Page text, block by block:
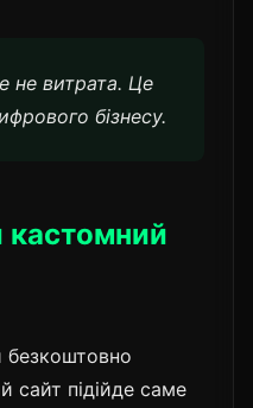
не витрата. Це
бізнесу.
кастомний
сайт підійде саме